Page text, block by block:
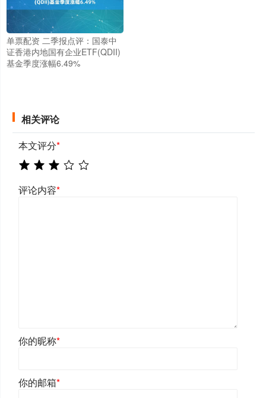
单票配资 二季报点评：国泰中
证香港内地国有企业ETF(QDII)
基金季度涨幅6.49%
相关评论
本文评分*
评论内容*
你的昵称*
你的邮箱*